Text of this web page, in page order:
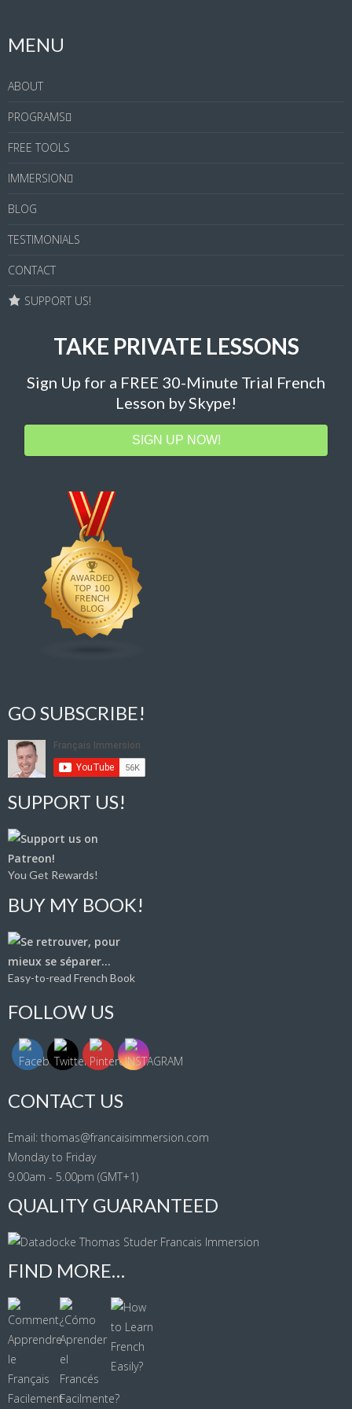
MENU
ABOUT
PROGRAMS
FREE TOOLS
IMMERSION
BLOG
TESTIMONIALS
CONTACT
SUPPORT US!
TAKE PRIVATE LESSONS
Sign Up for a FREE 30-Minute Trial French
Lesson by Skype!
SIGN UP NOW!
GO SUBSCRIBE!
SUPPORT US!
You Get Rewards!
BUY MY BOOK!
Easy-to-read French Book
FOLLOW US
CONTACT US
Email: thomas@francaisimmersion.com
Monday to Friday
9.00am - 5.00pm (GMT+1)
QUALITY GUARANTEED
FIND MORE…